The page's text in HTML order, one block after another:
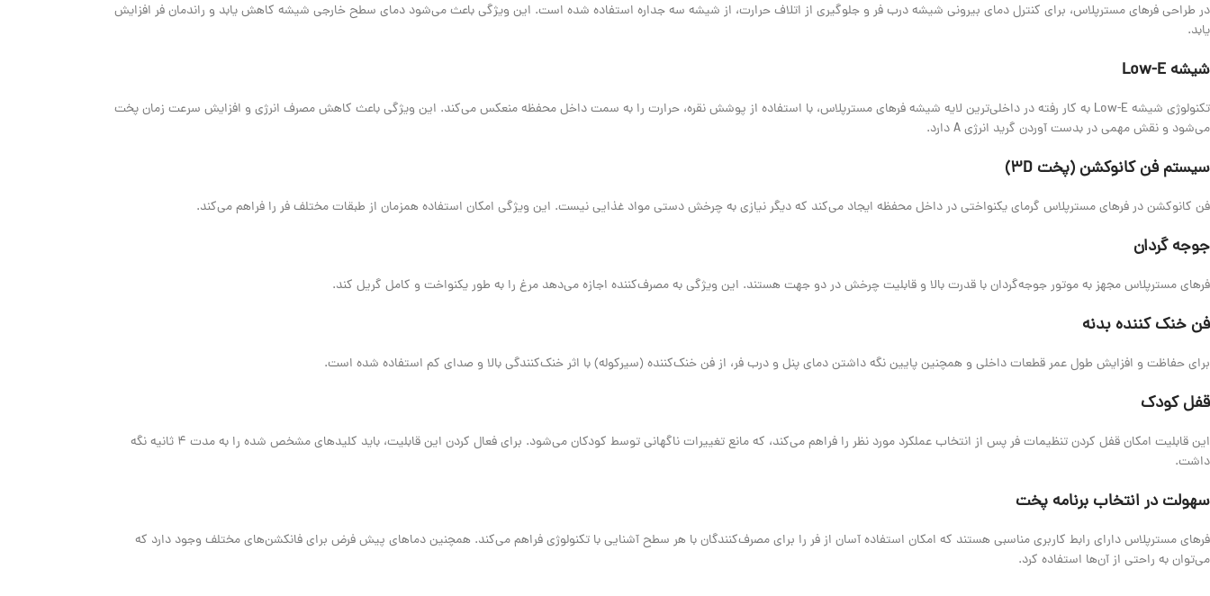
در طراحی فرهای مسترپلاس، برای کنترل دمای بیرونی شیشه درب فر و جلوگیری از اتلاف حرارت، از شیشه سه جداره استفاده شده است. این ویژگی باعث می‌شود دمای سطح خارجی شیشه کاهش یابد و راندمان فر افزایش
یابد.
شیشه Low-E
تکنولوژی شیشه Low-E به کار رفته در داخلی‌ترین لایه شیشه فرهای مسترپلاس، با استفاده از پوشش نقره، حرارت را به سمت داخل محفظه منعکس می‌کند. این ویژگی باعث کاهش مصرف انرژی و افزایش سرعت زمان پخت
می‌شود و نقش مهمی در بدست آوردن گرید انرژی A دارد.
سیستم فن کانوکشن (پخت ۳D)
فن کانوکشن در فرهای مسترپلاس گرمای یکنواختی در داخل محفظه ایجاد می‌کند که دیگر نیازی به چرخش دستی مواد غذایی نیست. این ویژگی امکان استفاده همزمان از طبقات مختلف فر را فراهم می‌کند.
جوجه گردان
فرهای مسترپلاس مجهز به موتور جوجه‌گردان با قدرت بالا و قابلیت چرخش در دو جهت هستند. این ویژگی به مصرف‌کننده اجازه می‌دهد مرغ را به طور یکنواخت و کامل گریل کند.
فن خنک کننده بدنه
برای حفاظت و افزایش طول عمر قطعات داخلی و همچنین پایین نگه داشتن دمای پنل و درب فر، از فن خنک‌کننده (سیرکوله) با اثر خنک‌کنندگی بالا و صدای کم استفاده شده است.
قفل کودک
این قابلیت امکان قفل کردن تنظیمات فر پس از انتخاب عملکرد مورد نظر را فراهم می‌کند، که مانع تغییرات ناگهانی توسط کودکان می‌شود. برای فعال کردن این قابلیت، باید کلیدهای مشخص شده را به مدت ۴ ثانیه نگه
داشت.
سهولت در انتخاب برنامه پخت
فرهای مسترپلاس دارای رابط کاربری مناسبی هستند که امکان استفاده آسان از فر را برای مصرف‌کنندگان با هر سطح آشنایی با تکنولوژی فراهم می‌کند. همچنین دماهای پیش فرض برای فانکشن‌های مختلف وجود دارد که
می‌توان به راحتی از آن‌ها استفاده کرد.